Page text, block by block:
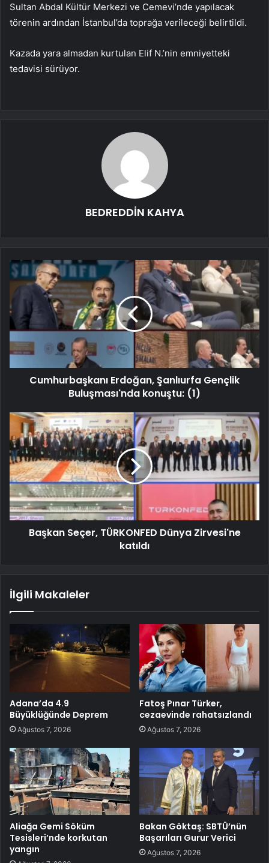
Sultan Abdal Kültür Merkezi ve Cemevi’nde yapılacak
törenin ardından İstanbul’da toprağa verileceği belirtildi.
Kazada yara almadan kurtulan Elif N.’nin emniyetteki
tedavisi sürüyor.
BEDREDDİN KAHYA
Cumhurbaşkanı Erdoğan, Şanlıurfa Gençlik
Buluşması'nda konuştu: (1)
Başkan Seçer, TÜRKONFED Dünya Zirvesi'ne
katıldı
İlgili Makaleler
Adana’da 4.9
Büyüklüğünde Deprem
Ağustos 7, 2026
Fatoş Pınar Türker,
cezaevinde rahatsızlandı
Ağustos 7, 2026
Aliağa Gemi Söküm
Tesisleri’nde korkutan
yangın
Bakan Göktaş: SBTÜ’nün
Başarıları Gurur Verici
Ağustos 7, 2026